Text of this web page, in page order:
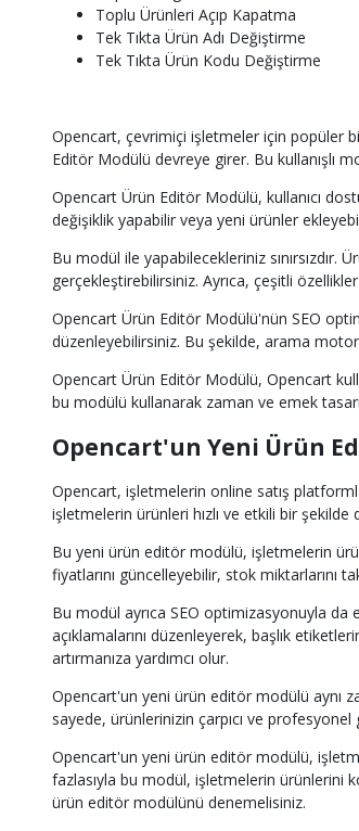
Toplu Ürünleri Açıp Kapatma
Tek Tıkta Ürün Adı Değiştirme
Tek Tıkta Ürün Kodu Değiştirme
Opencart, çevrimiçi işletmeler için popüler
Editör Modülü devreye girer. Bu kullanışlı
Opencart Ürün Editör Modülü, kullanıcı
değişiklik yapabilir veya yeni ürünler
Bu modül ile yapabilecekleriniz
gerçekleştirebilirsiniz. Ayrıca, çeşitli
Opencart Ürün Editör Modülü'nün SEO
düzenleyebilirsiniz. Bu şekilde, arama
Opencart Ürün Editör Modülü, Opencart
bu modülü kullanarak zaman ve emek
Opencart'un Yeni Ürün
Opencart, işletmelerin online satış
işletmelerin ürünleri hızlı ve etkili bir
Bu yeni ürün editör modülü, işletmelerin
fiyatlarını güncelleyebilir, stok miktarlarını
Bu modül ayrıca SEO optimizasyonuyla
açıklamalarını düzenleyerek, başlık
artırmanıza yardımcı olur.
Opencart'un yeni ürün editör modülü aynı
sayede, ürünlerinizin çarpıcı ve
Opencart'un yeni ürün editör modülü,
fazlasıyla bu modül, işletmelerin ürünlerini
ürün editör modülünü denemelisiniz.